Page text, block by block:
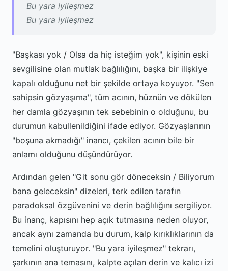
Bu yara iyileşmez
Bu yara iyileşmez
"Başkası yok / Olsa da hiç isteğim yok", kişinin eski
sevgilisine olan mutlak bağlılığını, başka bir ilişkiye
kapalı olduğunu net bir şekilde ortaya koyuyor. "Sen
sahipsin gözyaşıma", tüm acının, hüznün ve dökülen
her damla gözyaşının tek sebebinin o olduğunu, bu
durumun kabullenildiğini ifade ediyor. Gözyaşlarının
"boşuna akmadığı" inancı, çekilen acının bile bir
anlamı olduğunu düşündürüyor.
Ardından gelen "Git sonu gör döneceksin / Biliyorum
bana geleceksin" dizeleri, terk edilen tarafın
paradoksal özgüvenini ve derin bağlılığını sergiliyor.
Bu inanç, kapısını hep açık tutmasına neden oluyor,
ancak aynı zamanda bu durum, kalp kırıklıklarının da
temelini oluşturuyor. "Bu yara iyileşmez" tekrarı,
şarkının ana temasını, kalpte açılan derin ve kalıcı izi